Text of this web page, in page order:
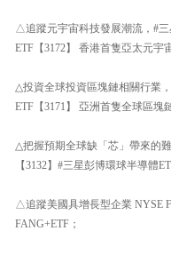
△追蹤元宇宙科技發展潮流，#三
ETF【3172】 香港首隻亞太元宇
△投資全球投資區塊鏈相關行業
ETF【3171】 亞洲首隻全球區塊
△把握預期全球缺「芯」帶來的
【3132】#三星彭博環球半導體
△追蹤美國具增長型企業 NYSE
FANG+ETF；